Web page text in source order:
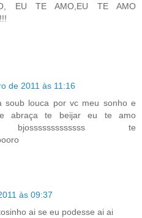
EU TE AMO,EU TE AMO
de 2011 às 11:16
soub louca por vc meu sonho e
abraça te beijar eu te amo
bjosssssssssssss te
às 09:37
ai se eu podesse ai ai